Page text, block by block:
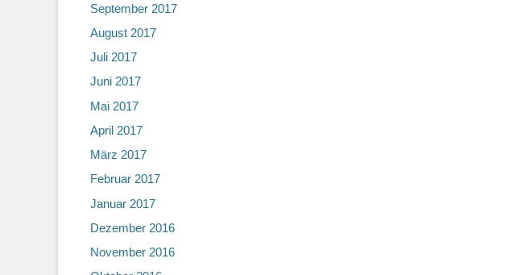
September 2017
August 2017
Juli 2017
Juni 2017
Mai 2017
April 2017
März 2017
Februar 2017
Januar 2017
Dezember 2016
November 2016